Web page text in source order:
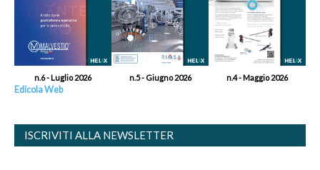
n.6 - Luglio 2026 n.5 - Giugno 2026 n.4 - Maggio 2026
Edicola Web
ISCRIVITI ALLA NEWSLETTER